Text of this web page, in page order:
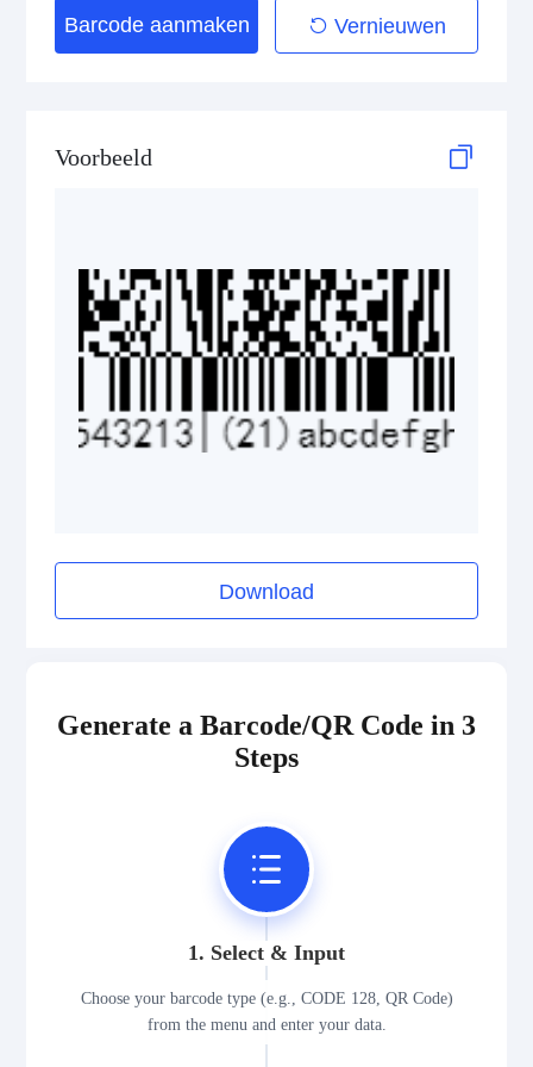
GS1 DataBar Stacked Composite
GS1 DataBar Stacked Omnidirectional Composite
GS1 DataBar Truncated Composite
Medical Device Codes
2D Codes
Barcode aanmaken Vernieuwen
Voorbeeld
Download
Generate a Barcode/QR Code in 3
Steps
1. Select & Input
Choose your barcode type (e.g., CODE 128, QR Code)
from the menu and enter your data.